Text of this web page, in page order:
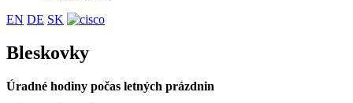
EN DE SK
Bleskovky
Úradné hodiny počas letných prázdnin